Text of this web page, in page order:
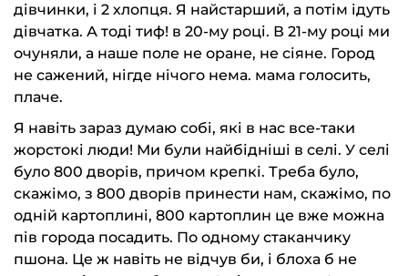
дівчинки, і 2 хлопця. Я найстарший, а потім ідуть
дівчатка. А тоді тиф! в 20-му році. В 21-му році ми
очуняли, а наше поле не оране, не сіяне. Город
не сажений, нігде нічого нема. мама голосить,
плаче.
Я навіть зараз думаю собі, які в нас все-таки
жорстокі люди! Ми були найбідніші в селі. У селі
було 800 дворів, причом крепкі. Треба було,
скажімо, з 800 дворів принести нам, скажімо, по
одній картоплині, 800 картоплин це вже можна
пів города посадить. По одному стаканчику
пшона. Це ж навіть не відчув би, і блоха б не